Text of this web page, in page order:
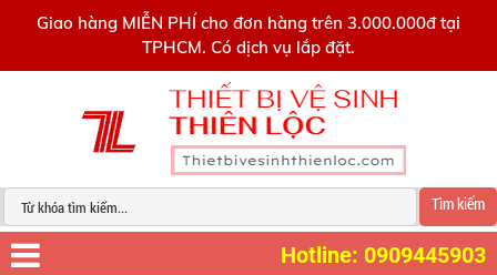
Giao hàng MIỄN PHÍ cho đơn hàng trên 3.000.000đ tại
TPHCM. Có dịch vụ lắp đặt.
Tìm kiếm
Hotline: 0909445903
0909445903